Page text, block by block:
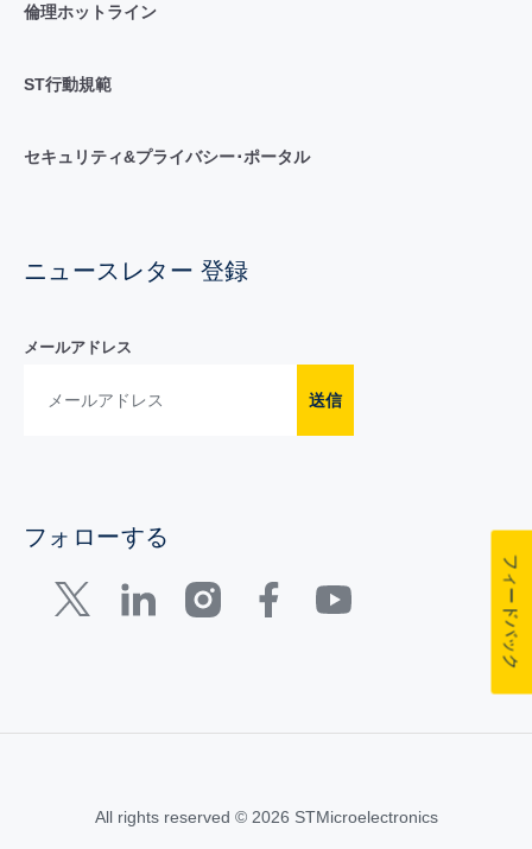
倫理ホットライン
ST行動規範
セキュリティ&プライバシー･ポータル
ニュースレター 登録
メールアドレス
送信
フォローする
All rights reserved © 2026 STMicroelectronics
フィードバック